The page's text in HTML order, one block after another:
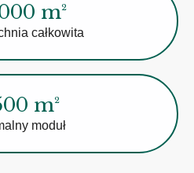
m²
całkowita
m²
moduł